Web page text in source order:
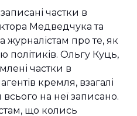
частки в
Медведчука та
журналістам про те, як
політиків. Ольгу Куць,
частки в
кремля, взагалі
на неї записано.
що колись